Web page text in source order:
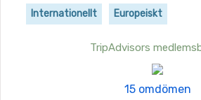
Internationellt Europeiskt
TripAdvisors
15 omdömen